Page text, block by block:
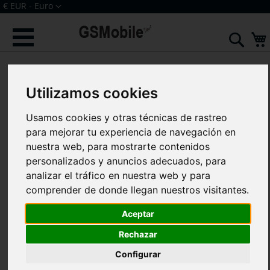
Utilizamos cookies
Usamos cookies y otras técnicas de rastreo
para mejorar tu experiencia de navegación en
nuestra web, para mostrarte contenidos
personalizados y anuncios adecuados, para
analizar el tráfico en nuestra web y para
comprender de donde llegan nuestros visitantes.
Aceptar
Rechazar
Configurar
Ir
al
contenido
Moneda
€ EUR - Euro
galería
imágenes